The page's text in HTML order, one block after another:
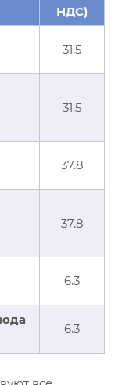
НДС)
31.5
31.5
37.8
37.8
6.3
6.3